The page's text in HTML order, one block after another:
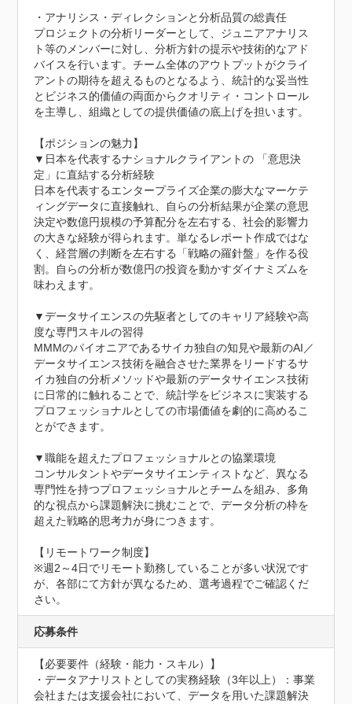
・アナリシス・ディレクションと分析品質の総責任
プロジェクトの分析リーダーとして、ジュニアアナリス
ト等のメンバーに対し、分析方針の提示や技術的なアド
バイスを行います。チーム全体のアウトプットがクライ
アントの期待を超えるものとなるよう、統計的な妥当性
とビジネス的価値の両面からクオリティ・コントロール
を主導し、組織としての提供価値の底上げを担います。
【ポジションの魅力】
▼日本を代表するナショナルクライアントの 「意思決
定」に直結する分析経験
日本を代表するエンタープライズ企業の膨大なマーケテ
ィングデータに直接触れ、自らの分析結果が企業の意思
決定や数億円規模の予算配分を左右する、社会的影響力
の大きな経験が得られます。単なるレポート作成ではな
く、経営層の判断を左右する「戦略の羅針盤」を作る役
割。自らの分析が数億円の投資を動かすダイナミズムを
味わえます。
▼データサイエンスの先駆者としてのキャリア経験や高
度な専門スキルの習得
MMMのパイオニアであるサイカ独自の知見や最新のAI／
データサイエンス技術を融合させた業界をリードするサ
イカ独自の分析メソッドや最新のデータサイエンス技術
に日常的に触れることで、統計学をビジネスに実装する
プロフェッショナルとしての市場価値を劇的に高めるこ
とができます。
▼職能を超えたプロフェッショナルとの協業環境
コンサルタントやデータサイエンティストなど、異なる
専門性を持つプロフェッショナルとチームを組み、多角
的な視点から課題解決に挑むことで、データ分析の枠を
超えた戦略的思考力が身につきます。
【リモートワーク制度】
※週2～4日でリモート勤務していることが多い状況です
が、各部にて方針が異なるため、選考過程でご確認くだ
さい。
応募条件
【必要要件（経験・能力・スキル）】
・データアナリストとしての実務経験（3年以上）：事業
会社または支援会社において、データを用いた課題解決